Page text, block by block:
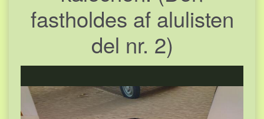
fastholdes af alulisten
del nr. 2)